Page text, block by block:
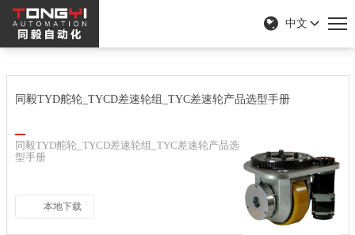
中文
同毅TYD舵轮_TYCD差速轮组_TYC差速轮产品选型手册
同毅TYD舵轮_TYCD差速轮组_TYC差速轮产品选
型手册
本地下载